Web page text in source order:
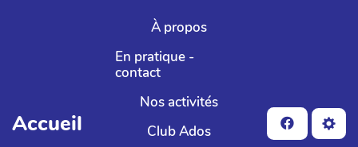
Aller au contenu principal
Accueil
À propos
En pratique -
contact
Nos activités
Club Ados